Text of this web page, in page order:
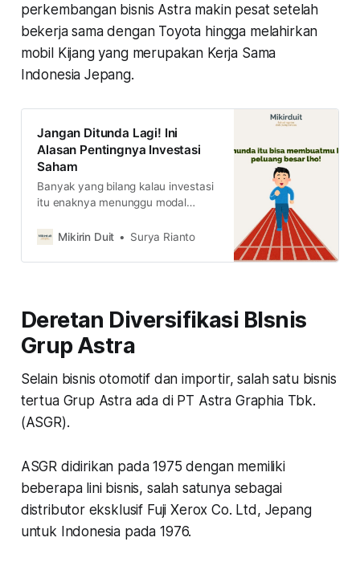
perkembangan bisnis Astra makin pesat setelah
bekerja sama dengan Toyota hingga melahirkan
mobil Kijang yang merupakan Kerja Sama
Indonesia Jepang.
Jangan Ditunda Lagi! Ini
Alasan Pentingnya Investasi
Saham
Banyak yang bilang kalau investasi
itu enaknya menunggu modal
Berikut ini alasan kenapa kamu
Mikirin Duit Surya Rianto
Deretan Diversifikasi BIsnis
Grup Astra
Selain bisnis otomotif dan importir, salah satu bisnis
tertua Grup Astra ada di PT Astra Graphia Tbk.
(ASGR).
ASGR didirikan pada 1975 dengan memiliki
beberapa lini bisnis, salah satunya sebagai
distributor eksklusif Fuji Xerox Co. Ltd, Jepang
untuk Indonesia pada 1976.